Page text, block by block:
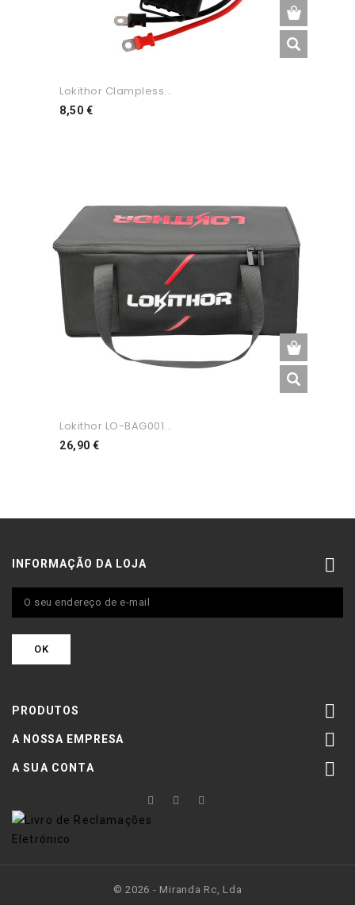
Lokithor Clampless...
8,50 €Preço
Lokithor LO-BAG001...
26,90 €Preço
INFORMAÇÃO DA LOJA 
PRODUTOS 
A NOSSA EMPRESA 
A SUA CONTA 
© 2026 - Miranda Rc, Lda